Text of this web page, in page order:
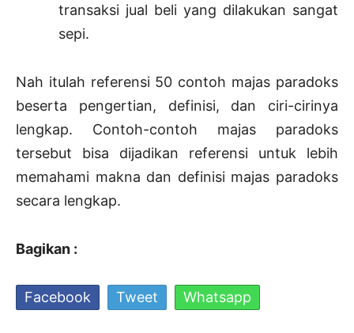
transaksi jual beli yang dilakukan sangat
sepi.
Nah itulah referensi 50 contoh majas paradoks
beserta pengertian, definisi, dan ciri-cirinya
lengkap. Contoh-contoh majas paradoks
tersebut bisa dijadikan referensi untuk lebih
memahami makna dan definisi majas paradoks
secara lengkap.
Bagikan :
Facebook Tweet Whatsapp